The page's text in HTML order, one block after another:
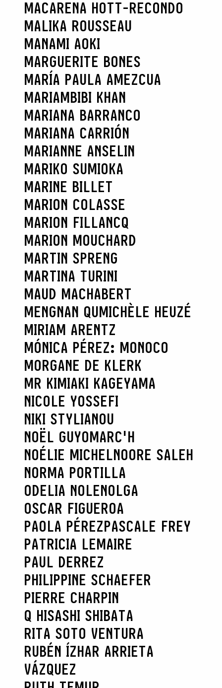
MACARENA HOTT-RECONDO
MALIKA ROUSSEAU
MANAMI AOKI
MARGUERITE BONES
MARÍA PAULA AMEZCUA
MARIAMBIBI KHAN
MARIANA BARRANCO
MARIANA CARRIÓN
MARIANNE ANSELIN
MARIKO SUMIOKA
MARINE BILLET
MARION COLASSE
MARION FILLANCQ
MARION MOUCHARD
MARTIN SPRENG
MARTINA TURINI
MAUD MACHABERT
MENGNAN QUMICHÈLE HEUZÉ
MIRIAM ARENTZ
MÓNICA PÉREZ: MONOCO
MORGANE DE KLERK
MR KIMIAKI KAGEYAMA
NICOLE YOSSEFI
NIKI STYLIANOU
NOËL GUYOMARC'H
NOÉLIE MICHELNOORE SALEH
NORMA PORTILLA
ODELIA NOLENOLGA
OSCAR FIGUEROA
PAOLA PÉREZPASCALE FREY
PATRICIA LEMAIRE
PAUL DERREZ
PHILIPPINE SCHAEFER
PIERRE CHARPIN
Q HISASHI SHIBATA
RITA SOTO VENTURA
RUBÉN ÍZHAR ARRIETA
VÁZQUEZ